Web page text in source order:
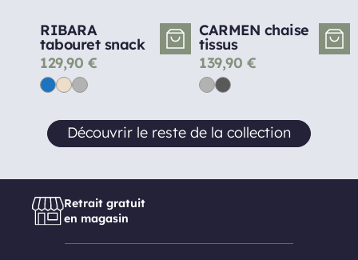
RIBARA
tabouret snack
129,90 €
CARMEN chaise
tissus
139,90 €
Découvrir le reste de la collection
Retrait gratuit
en magasin